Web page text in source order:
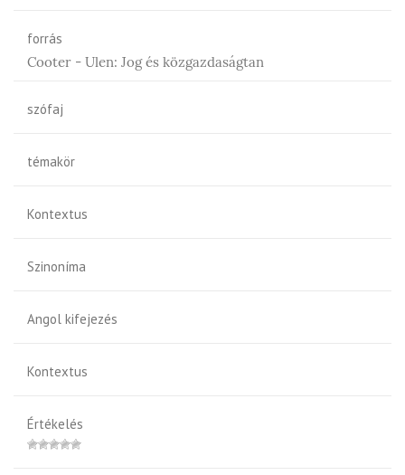
forrás
Cooter - Ulen: Jog és közgazdaságtan
szófaj
témakör
Kontextus
Szinoníma
Angol kifejezés
Kontextus
Értékelés